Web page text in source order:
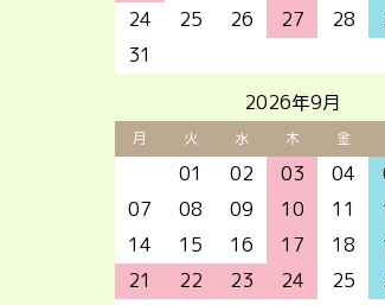
24
25 26 27 28
31
2026年9月
月 火 水 木 金
01 02 03 04
07
08 09 10 11
14
15 16 17 18
21
22 23 24 25